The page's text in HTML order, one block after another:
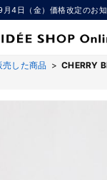
月4日（金）価格改定のお
売した商品 >CHERRY